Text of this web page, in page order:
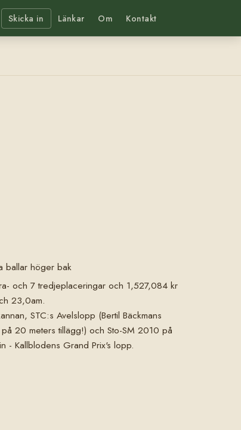
Skicka in Länkar Om Kontakt
ballar höger bak
och 7 tredjeplaceringar och 1,527,084 kr
23,0am.
STC:s Avelslopp (Bertil Bäckmans
20 meters tillägg!) och Sto-SM 2010 på
- Kallblodens Grand Prix's lopp.